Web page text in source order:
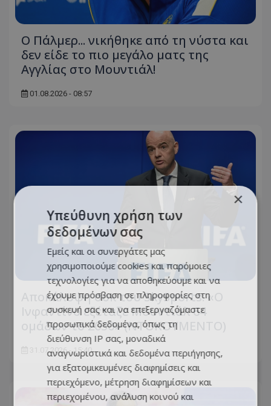
Ο Πάλμερ... νικήθηκε από τη νύστα και
δεν είδε το πιο μεγάλο ματς της
Αγγλίας στο Μουντιάλ!
01.08.2026 - 08:57
Αποκάλυψη σοκ του SkySports: «O
Ινφαντίνο εξέταζε Μουντιάλ 64
ομάδων το 2030» (ΝΤΟΚΟΥΜΕΝΤΟ)
31.07.2026 - 15:40
×
Υπεύθυνη χρήση των
δεδομένων σας
Εμείς και οι συνεργάτες μας
χρησιμοποιούμε cookies και παρόμοιες
τεχνολογίες για να αποθηκεύουμε και να
έχουμε πρόσβαση σε πληροφορίες στη
συσκευή σας και να επεξεργαζόμαστε
προσωπικά δεδομένα, όπως τη
διεύθυνση IP σας, μοναδικά
αναγνωριστικά και δεδομένα περιήγησης,
για εξατομικευμένες διαφημίσεις και
περιεχόμενο, μέτρηση διαφημίσεων και
περιεχομένου, ανάλυση κοινού και